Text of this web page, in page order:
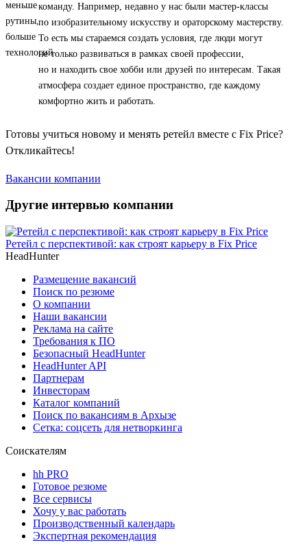
команду. Например, недавно у нас были мастер-классы
по изобразительному искусству и ораторскому мастерству.
То есть мы стараемся создать условия, где люди могут
не только развиваться в рамках своей профессии,
но и находить свое хобби или друзей по интересам. Такая
атмосфера создает единое пространство, где каждому
комфортно жить и работать.
Готовы учиться новому и менять ретейл вместе с Fix Price?
Откликайтесь!
Вакансии компании
Другие интервью компании
Ретейл с перспективой: как строят карьеру в Fix Price
HeadHunter
Размещение вакансий
Поиск по резюме
О компании
Наши вакансии
Реклама на сайте
Требования к ПО
Безопасный HeadHunter
HeadHunter API
Партнерам
Инвесторам
Каталог компаний
Поиск по вакансиям в Архызе
Сетка: соцсеть для нетворкинга
Соискателям
hh PRO
Готовое резюме
Все сервисы
Хочу у вас работать
Производственный календарь
Экспертная рекомендация